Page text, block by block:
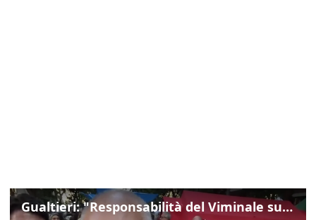
Gualtieri: "Responsabilità del Viminale su Spin Time? La posizione dei partiti è nota"